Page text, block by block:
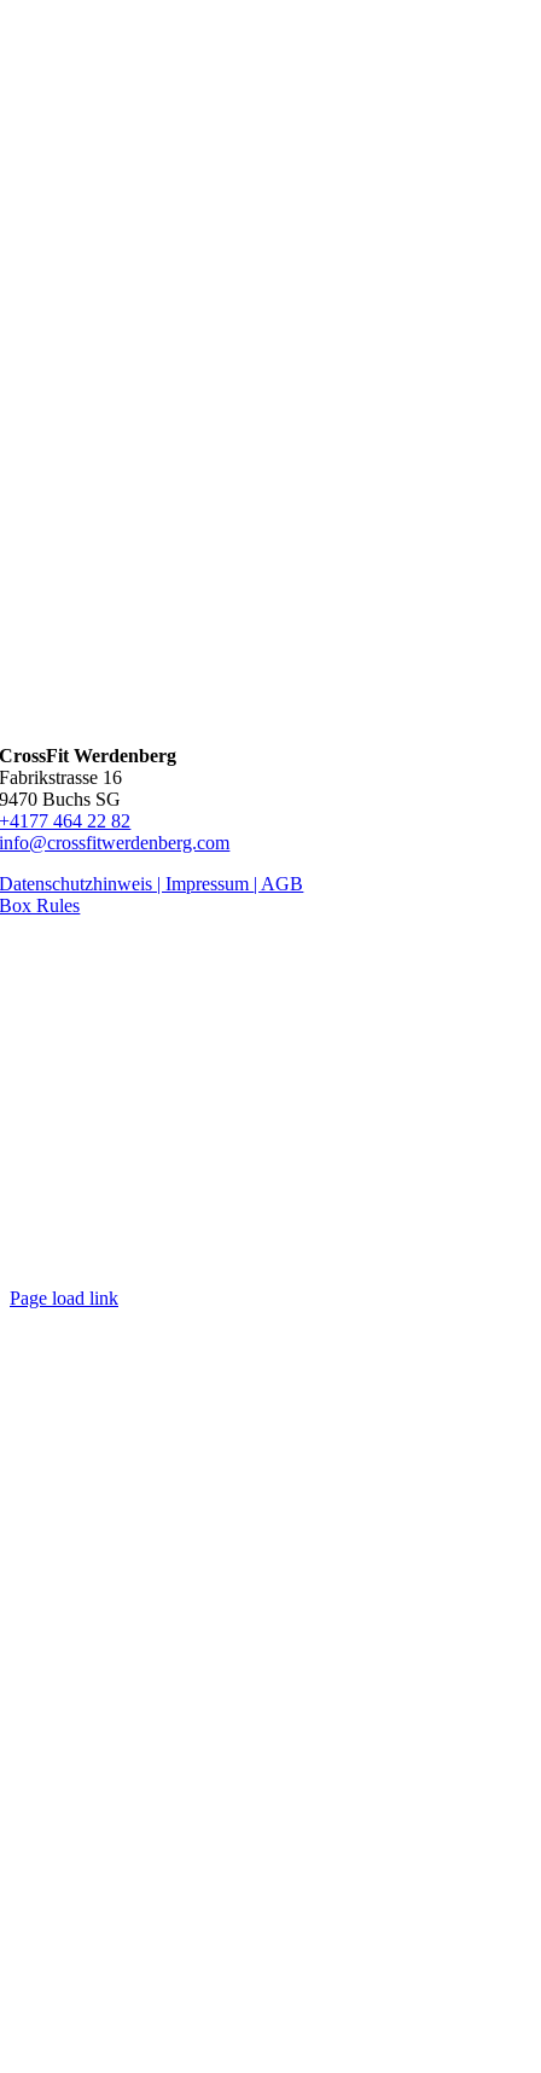
CrossFit Werdenberg
Fabrikstrasse 16
9470 Buchs SG
+4177 464 22 82
info@crossfitwerdenberg.com
Datenschutzhinweis | Impressum | AGB
Box Rules
Page load link